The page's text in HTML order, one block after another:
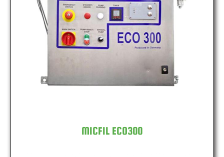
MICFIL ECO300
MICFIL ECO300